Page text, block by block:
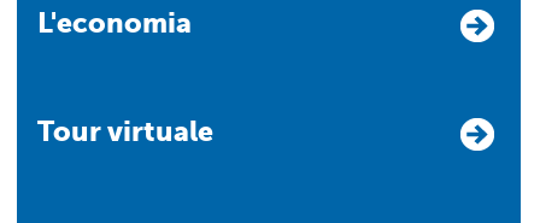
L'economia
Tour virtuale